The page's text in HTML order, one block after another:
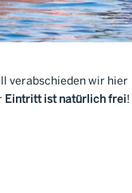
verabschieden wir hier
Eintritt ist natürlich frei!